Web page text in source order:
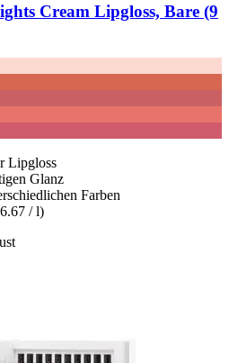
Cream Lipgloss, Bare (9
Lipgloss
Glanz
Farben
/ l)